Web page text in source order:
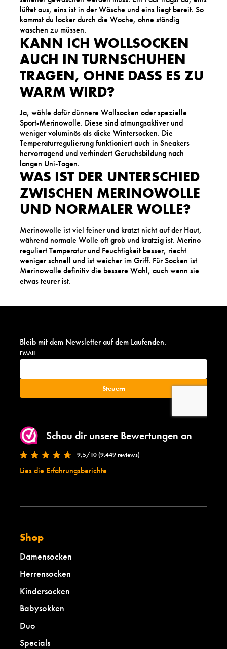
lüftet aus, eins ist in der Wäsche und eins liegt bereit. So
kommst du locker durch die Woche, ohne ständig
waschen zu müssen.
KANN ICH WOLLSOCKEN
AUCH IN TURNSCHUHEN
TRAGEN, OHNE DASS ES ZU
WARM WIRD?
Ja, wähle dafür dünnere Wollsocken oder spezielle
Sport-Merinowolle. Diese sind atmungsaktiver und
weniger voluminös als dicke Wintersocken. Die
Temperaturregulierung funktioniert auch in Sneakers
hervorragend und verhindert Geruchsbildung nach
langen Uni-Tagen.
WAS IST DER UNTERSCHIED
ZWISCHEN MERINOWOLLE
UND NORMALER WOLLE?
Merinowolle ist viel feiner und kratzt nicht auf der Haut,
während normale Wolle oft grob und kratzig ist. Merino
reguliert Temperatur und Feuchtigkeit besser, riecht
weniger schnell und ist weicher im Griff. Für Socken ist
Merinowolle definitiv die bessere Wahl, auch wenn sie
etwas teurer ist.
Bleib mit dem Newsletter auf dem Laufenden.
Schau dir unsere Bewertungen an
9,5/10 (9.449 reviews)
Lies die Erfahrungsberichte
Shop
Damensocken
Herrensocken
Kindersocken
Babysokken
Duo
Specials